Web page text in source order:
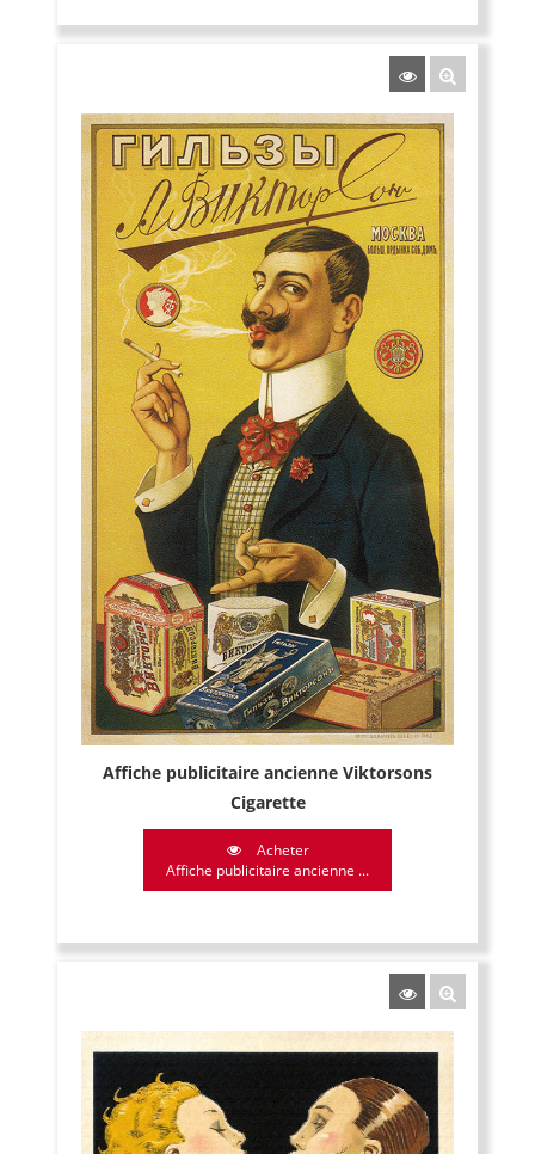
Affiche publicitaire ancienne Viktorsons
Cigarette
Acheter
Affiche publicitaire ancienne ...